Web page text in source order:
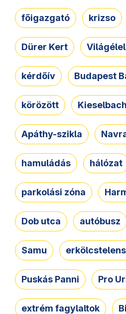
főigazgató krizso
Dürer Kert
kérdőív Budapest
körözött
Apáthy-szikla
hamuládás hálózat
parkolási zóna
Dob utca autóbusz
Samu
Puskás Panni Pro
extrém fagylaltok